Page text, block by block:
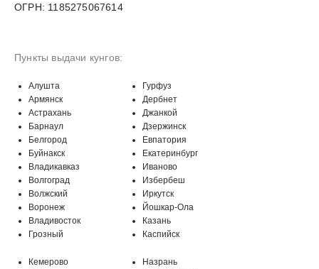
ОГРН: 1185275067614
Пункты выдачи кунгов:
Алушта
Армянск
Астрахань
Барнаул
Белгород
Буйнакск
Владикавказ
Волгоград
Волжский
Воронеж
Владивосток
Грозный
Гурфуз
Дербнет
Джанкой
Дзержинск
Евпатория
Екатеринбург
Иваново
Избербеш
Иркутск
Йошкар-Ола
Казань
Каспийск
Кемерово
Назрань